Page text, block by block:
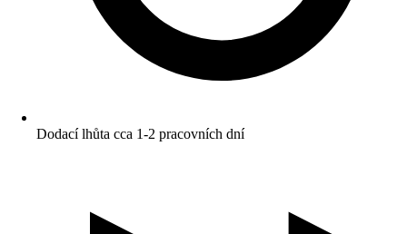
Dodací lhůta cca 1-2 pracovních dní